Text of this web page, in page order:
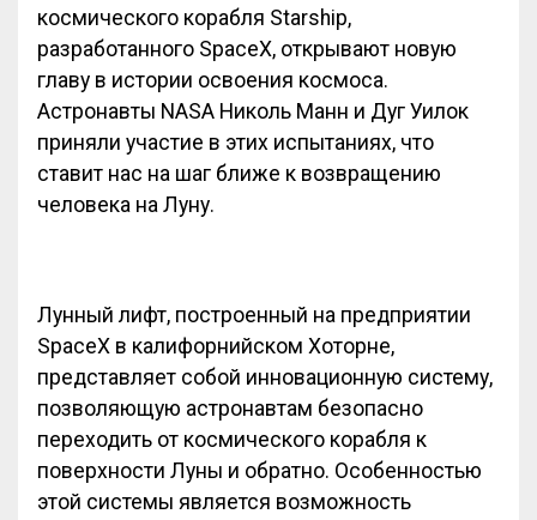
космического корабля Starship,
разработанного SpaceX, открывают новую
главу в истории освоения космоса.
Астронавты NASA Николь Манн и Дуг Уилок
приняли участие в этих испытаниях, что
ставит нас на шаг ближе к возвращению
человека на Луну.
Лунный лифт, построенный на предприятии
SpaceX в калифорнийском Хоторне,
представляет собой инновационную систему,
позволяющую астронавтам безопасно
переходить от космического корабля к
поверхности Луны и обратно. Особенностью
этой системы является возможность